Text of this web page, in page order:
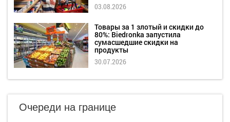
03.08.2026
Товары за 1 злотый и скидки до
80%: Biedronka запустила
сумасшедшие скидки на
продукты
30.07.2026
Очереди на границе